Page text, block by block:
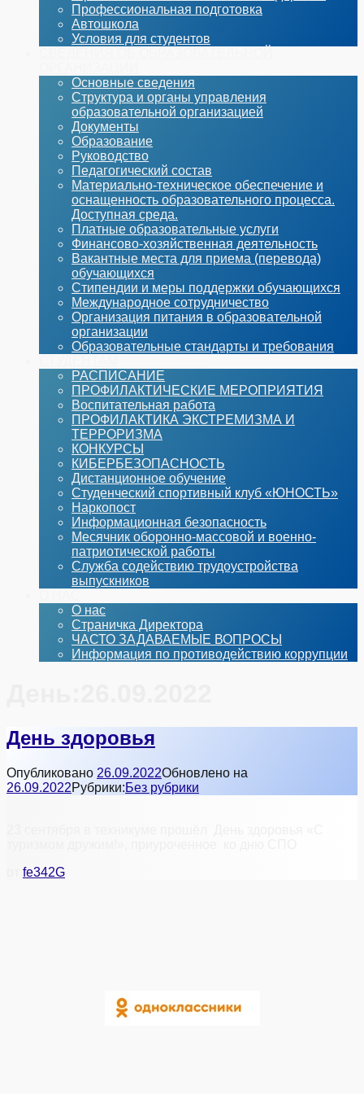
Профессиональная подготовка
Автошкола
Условия для студентов
Основные сведения
Структура и органы управления
образовательной организацией
Документы
Образование
Руководство
Педагогический состав
Материально-техническое обеспечение и
оснащенность образовательного процесса.
Доступная среда.
Платные образовательные услуги
Финансово-хозяйственная деятельность
Вакантные места для приема (перевода)
обучающихся
Стипендии и меры поддержки обучающихся
Международное сотрудничество
Организация питания в образовательной
организации
Образовательные стандарты и требования
РАСПИСАНИЕ
ПРОФИЛАКТИЧЕСКИЕ МЕРОПРИЯТИЯ
Воспитательная работа
ПРОФИЛАКТИКА ЭКСТРЕМИЗМА И
ТЕРРОРИЗМА
КОНКУРСЫ
КИБЕРБЕЗОПАСНОСТЬ
Дистанционное обучение
Студенческий спортивный клуб «ЮНОСТЬ»
Наркопост
Информационная безопасность
Месячник оборонно-массовой и военно-
патриотической работы
Служба содействию трудоустройства
выпускников
О нас
Страничка Директора
ЧАСТО ЗАДАВАЕМЫЕ ВОПРОСЫ
Информация по противодействию коррупции
День здоровья
Опубликовано 26.09.2022Обновлено на
26.09.2022Рубрики:Без рубрики
fe342G